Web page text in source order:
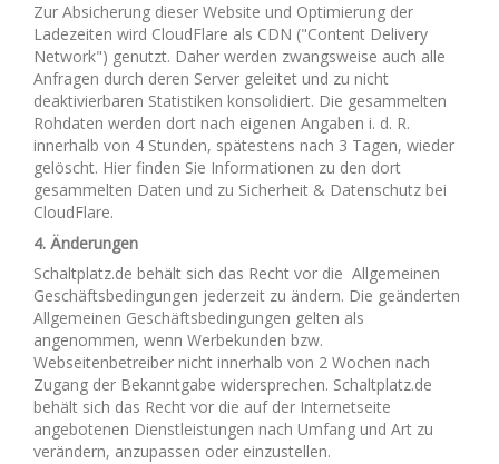
Zur Absicherung dieser Website und Optimierung der
Ladezeiten wird CloudFlare als CDN ("Content Delivery
Network") genutzt. Daher werden zwangsweise auch alle
Anfragen durch deren Server geleitet und zu nicht
deaktivierbaren Statistiken konsolidiert. Die gesammelten
Rohdaten werden dort nach eigenen Angaben i. d. R.
innerhalb von 4 Stunden, spätestens nach 3 Tagen, wieder
gelöscht. Hier finden Sie Informationen zu den dort
gesammelten Daten und zu Sicherheit & Datenschutz bei
CloudFlare.
4. Änderungen
Schaltplatz.de behält sich das Recht vor die Allgemeinen
Geschäftsbedingungen jederzeit zu ändern. Die geänderten
Allgemeinen Geschäftsbedingungen gelten als
angenommen, wenn Werbekunden bzw.
Webseitenbetreiber nicht innerhalb von 2 Wochen nach
Zugang der Bekanntgabe widersprechen. Schaltplatz.de
behält sich das Recht vor die auf der Internetseite
angebotenen Dienstleistungen nach Umfang und Art zu
verändern, anzupassen oder einzustellen.